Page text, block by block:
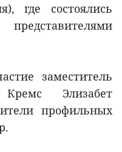
где состоялись
заместитель
Элизабет
профильных